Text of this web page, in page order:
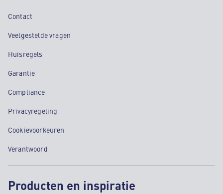
Contact
Veelgestelde vragen
Huisregels
Garantie
Compliance
Privacyregeling
Cookievoorkeuren
Verantwoord
Producten en inspiratie